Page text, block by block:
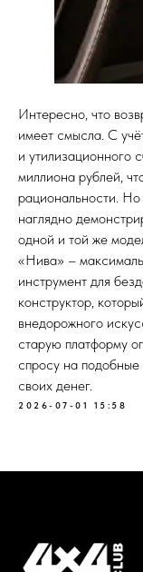
Интересно, что
имеет смысла. С
и утилизационного
миллиона рублей,
рациональности. Но
наглядно
одной и той же
«Нива» –
инструмент для
конструктор,
внедорожного
старую платформу
спросу на подобные
своих денег.
2026-07-01 15:58